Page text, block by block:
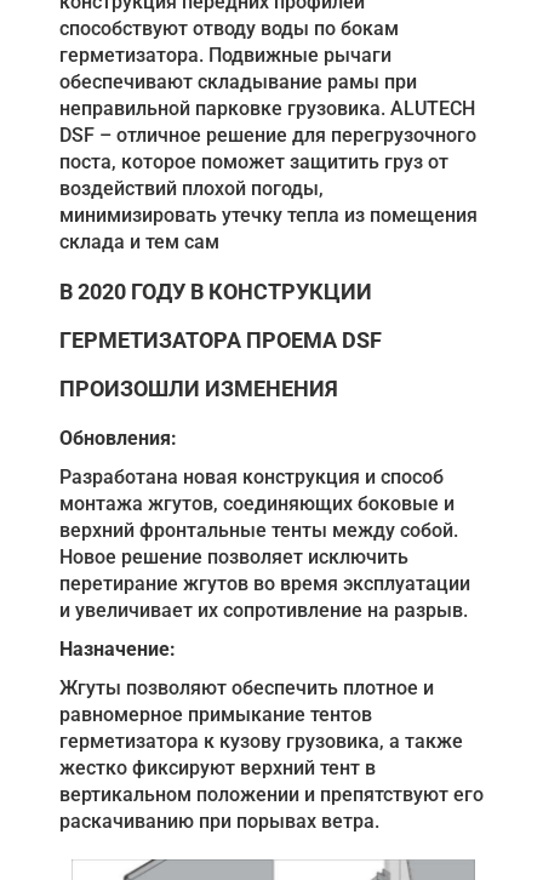
способствуют отводу воды по бокам
герметизатора. Подвижные рычаги
обеспечивают складывание рамы при
неправильной парковке грузовика. ALUTECH
DSF – отличное решение для перегрузочного
поста, которое поможет защитить груз от
воздействий плохой погоды,
минимизировать утечку тепла из помещения
склада и тем сам
В 2020 ГОДУ В КОНСТРУКЦИИ
ГЕРМЕТИЗАТОРА ПРОЕМА DSF
ПРОИЗОШЛИ ИЗМЕНЕНИЯ
Обновления:
Разработана новая конструкция и способ
монтажа жгутов, соединяющих боковые и
верхний фронтальные тенты между собой.
Новое решение позволяет исключить
перетирание жгутов во время эксплуатации
и увеличивает их сопротивление на разрыв.
Назначение:
Жгуты позволяют обеспечить плотное и
равномерное примыкание тентов
герметизатора к кузову грузовика, а также
жестко фиксируют верхний тент в
вертикальном положении и препятствуют его
раскачиванию при порывах ветра.